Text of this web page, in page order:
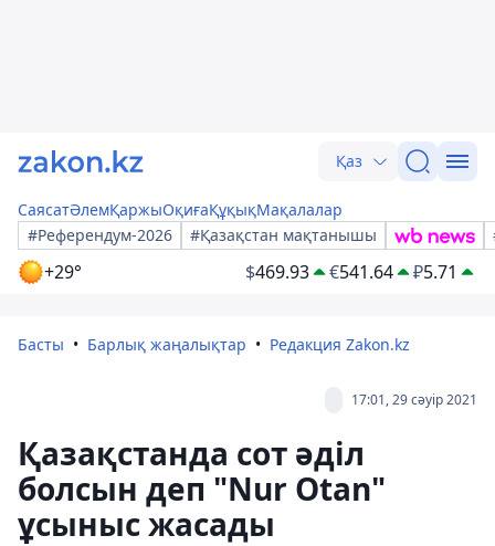
Қаз
СаясатӘлемҚаржыОқиғаҚұқықМақалалар
#Референдум-2026
#Қазақстан мақтанышы
+29° $469.93 €541.64 ₽5.71
Басты Барлық жаңалықтар Редакция Zakon.kz
17:01, 29 сәуір 2021
Қазақстанда сот әділ
болсын деп "Nur Otan"
ұсыныс жасады